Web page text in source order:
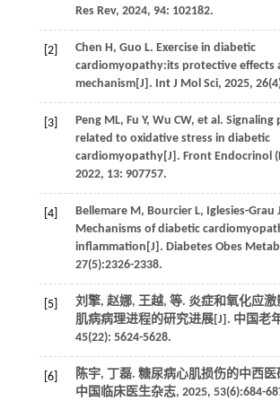
Res Rev, 2024, 94: 102182.
[2] Chen H, Guo L. Exercise in diabetic
cardiomyopathy:its protective effects
mechanism[J]. Int J Mol Sci, 2025, 26
[3] Peng ML, Fu Y, Wu CW, et al. Signaling
related to oxidative stress in diabetic
cardiomyopathy[J]. Front Endocrinol
2022, 13: 907757.
[4] Bellemare M, Bourcier L, Iglesies-Grau J
Mechanisms of diabetic
inflammation[J]. Diabetes Obes Metab
27(5):2326-2338.
[5] 刘擎, 赵娜, 王越, 等. 炎症和氧化应
肌病病理进程的研究进展[J]. 中国老
45(22): 5624-5628.
[6]
陈宇, 丁磊. 糖尿病心肌损伤的中西
中国临床医生杂志, 2025, 53(6):684-